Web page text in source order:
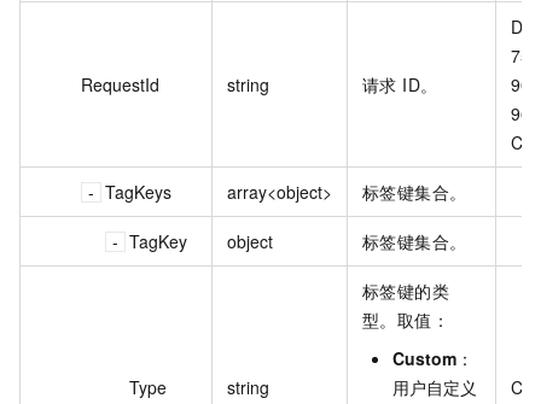
RequestId string 请求 ID。
TagKeys array<object> 标签键集合。
TagKey object 标签键集合。
Type string
标签键的类
型。取值：
Custom ：
用户自定义